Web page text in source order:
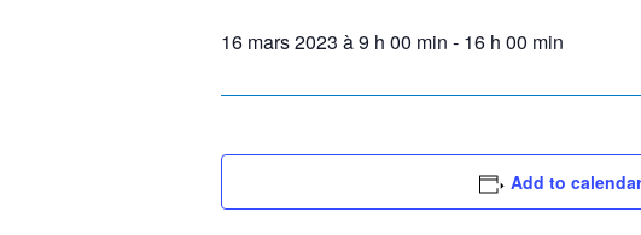
16 mars 2023 à 9 h 00 min - 16 h 00 min
Add to calendar